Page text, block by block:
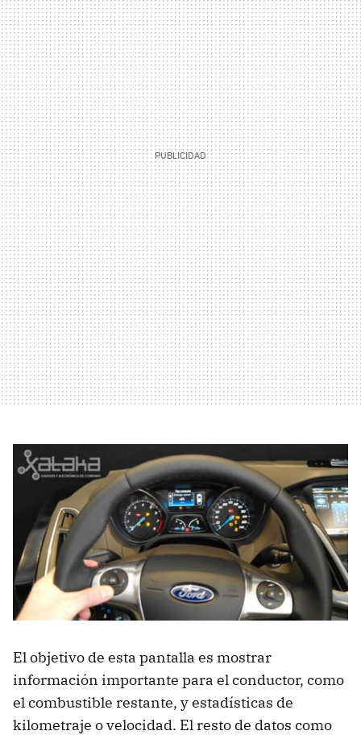
El objetivo de esta pantalla es mostrar
información importante para el conductor, como
el combustible restante, y estadísticas de
kilometraje o velocidad. El resto de datos como